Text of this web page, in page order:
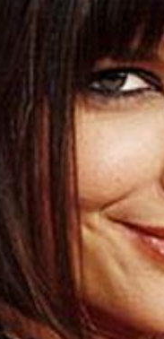
la cosmética
las
diaria